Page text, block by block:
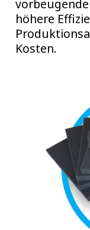
höhere
Kosten.